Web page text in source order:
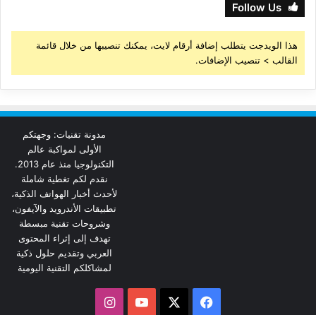
Follow Us
هذا الويدجت يتطلب إضافة أرقام لايت، يمكنك تنصيبها من خلال قائمة
القالب > تنصيب الإضافات.
مدونة تقنيات: وجهتكم
الأولى لمواكبة عالم
التكنولوجيا منذ عام 2013.
نقدم لكم تغطية شاملة
لأحدث أخبار الهواتف الذكية،
تطبيقات الأندرويد والآيفون،
وشروحات تقنية مبسطة
تهدف إلى إثراء المحتوى
العربي وتقديم حلول ذكية
لمشاكلكم التقنية اليومية
فيسبوك ‫YouTubeانستقرام